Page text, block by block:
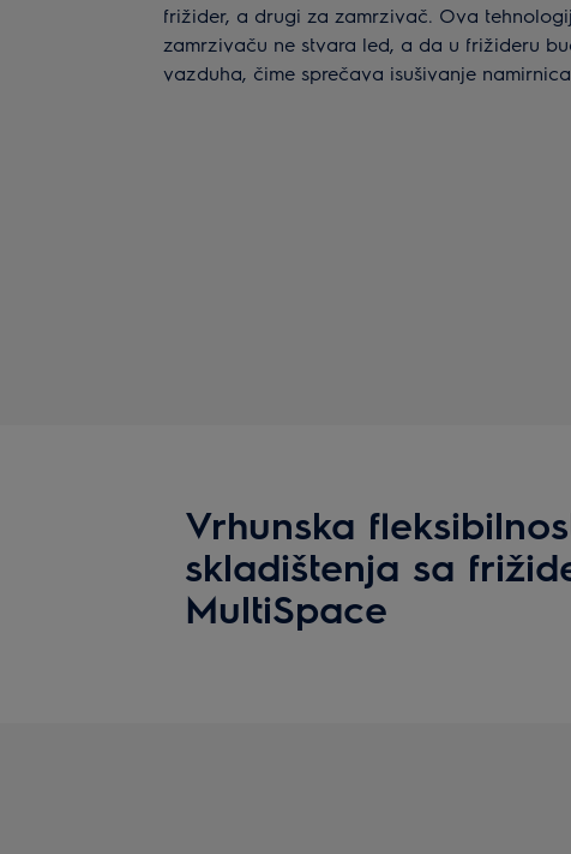
frižider, a drugi za zamrzivač. Ova
zamrzivaču ne stvara led, a da u frižideru
vazduha, čime sprečava isušivanje
Vrhunska
skladištenja sa
MultiSpace